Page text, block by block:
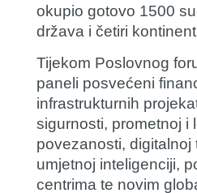
okupio gotovo 1500
država i četiri
Tijekom Poslovnog
paneli posvećeni
infrastrukturnih
sigurnosti, prometnoj i
povezanosti, digitalnoj
umjetnoj inteligenciji,
centrima te novim